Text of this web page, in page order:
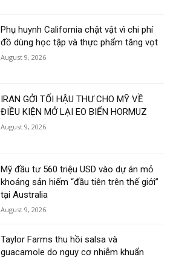
Phụ huynh California chật vật vì chi phí
đồ dùng học tập và thực phẩm tăng vọt
August 9, 2026
IRAN GỞI TỐI HẬU THƯ CHO MỸ VỀ
ĐIỀU KIỆN MỞ LẠI EO BIỂN HORMUZ
August 9, 2026
Mỹ đầu tư 560 triệu USD vào dự án mỏ
khoáng sản hiếm “đầu tiên trên thế giới”
tại Australia
August 9, 2026
Taylor Farms thu hồi salsa và
guacamole do nguy cơ nhiễm khuẩn